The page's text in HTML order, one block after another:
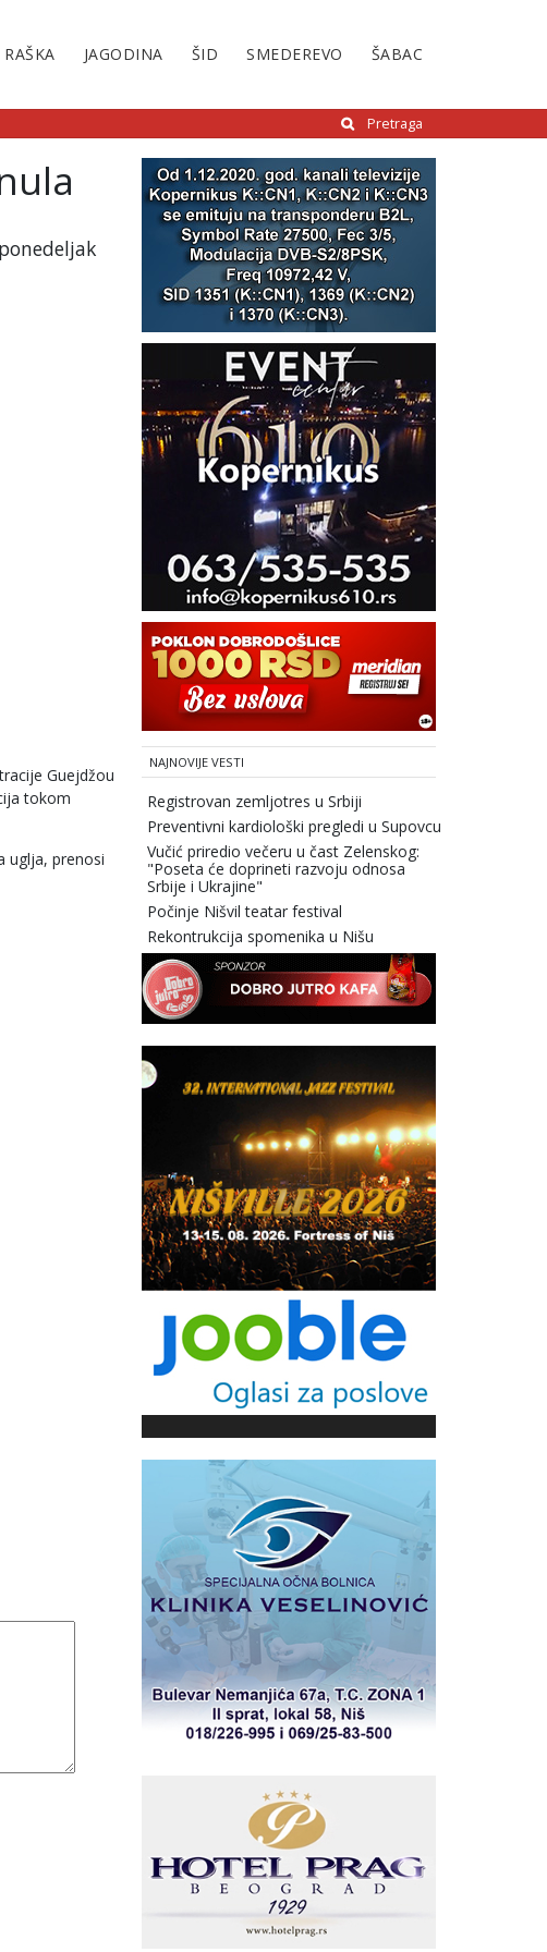
RAŠKA JAGODINA ŠID SMEDEREVO ŠABAC
Pretraga
Guejdžou
tokom
uglja, prenosi
NAJNOVIJE VESTI
Registrovan zemljotres u Srbiji
Preventivni kardiološki pregledi u Supovcu
Vučić priredio večeru u čast Zelenskog:
"Poseta će doprineti razvoju odnosa
Srbije i Ukrajine"
Počinje Nišvil teatar festival
Rekontrukcija spomenika u Nišu